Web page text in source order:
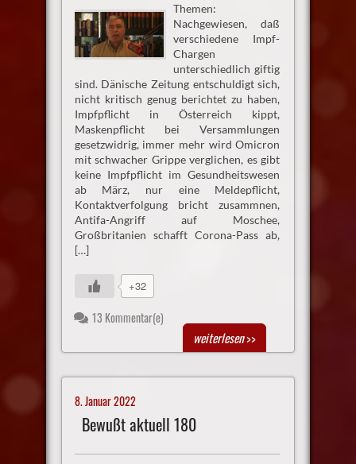
Themen:
Nachgewiesen, daß
verschiedene Impf-
Chargen
unterschiedlich giftig
sind. Dänische Zeitung entschuldigt sich,
nicht kritisch genug berichtet zu haben,
Impfpflicht in Österreich kippt,
Maskenpflicht bei Versammlungen
gesetzwidrig, immer mehr wird Omicron
mit schwacher Grippe verglichen, es gibt
keine Impfpflicht im Gesundheitswesen
ab März, nur eine Meldepflicht,
Kontaktverfolgung bricht zusammnen,
Antifa-Angriff auf Moschee,
Großbritanien schafft Corona-Pass ab,
[…]
+32
13 Kommentar(e)
weiterlesen>>
8. Januar 2022
Bewußt aktuell 180